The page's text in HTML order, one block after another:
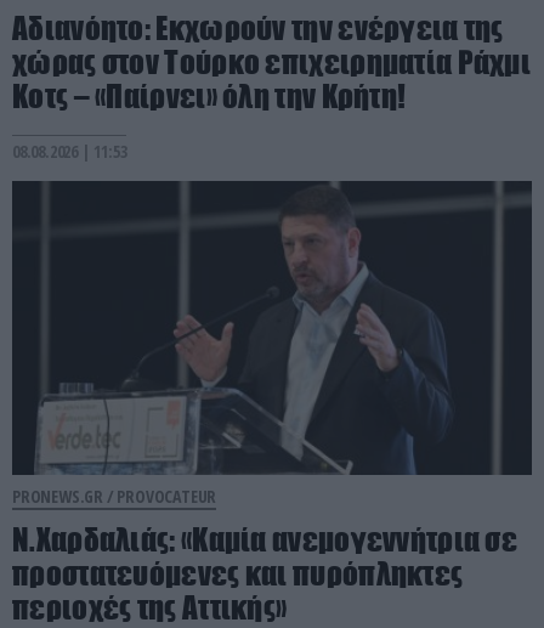
Αδιανόητο: Εκχωρούν την ενέργεια της
χώρας στον Τούρκο επιχειρηματία Ράχμι
Κοτς – «Παίρνει» όλη την Κρήτη!
08.08.2026 | 11:53
PRONEWS.GR / PROVOCATEUR
Ν.Χαρδαλιάς: «Καμία ανεμογεννήτρια σε
προστατευόμενες και πυρόπληκτες
περιοχές της Αττικής»